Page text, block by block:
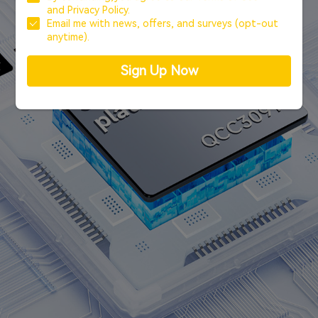
adaptiven aptX™-Audiocodec für
außergewöhnlichen kabellosen Audioklang.
and Privacy Policy.
Email me with news, offers, and surveys (opt-out
anytime).
Sign Up Now